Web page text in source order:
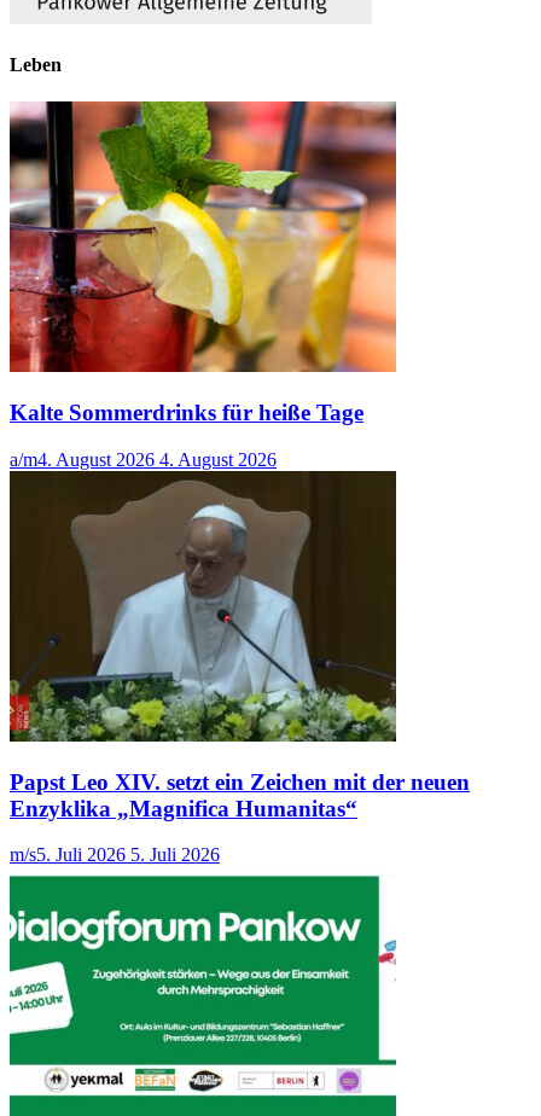
Leben
Kalte Sommerdrinks für heiße Tage
a/m4. August 2026 4. August 2026
Papst Leo XIV. setzt ein Zeichen mit der neuen
Enzyklika „Magnifica Humanitas“
m/s5. Juli 2026 5. Juli 2026